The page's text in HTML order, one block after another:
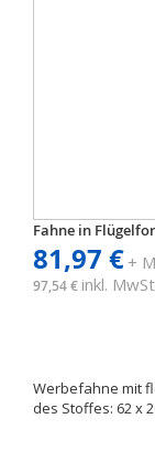
Fahne in
81,97 €+
97,54 € inkl. MwSt
Werbefahne mit
des Stoffes: 62 x